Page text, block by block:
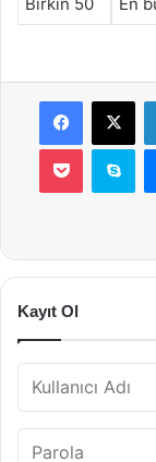
Facebook
X
Pocket
Kayıt Ol